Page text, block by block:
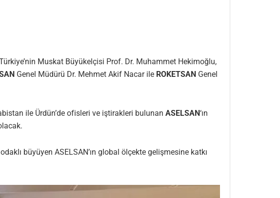
Muskat Büyükelçisi Prof. Dr. Muhammet Hekimoğlu,
Genel Müdürü Dr. Mehmet Akif Nacar ile ROKETSAN Genel
ile Ürdün’de ofisleri ve iştirakleri bulunan ASELSAN‘ın
büyüyen ASELSAN’ın global ölçekte gelişmesine katkı